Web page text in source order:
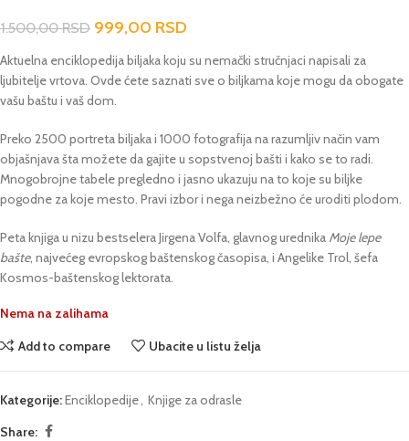
1.500,00RSD 999,00 RSD
Aktuelna enciklopedija biljaka koju su nemački stručnjaci napisali za
ljubitelje vrtova. Ovde ćete saznati sve o biljkama koje mogu da obogate
vašu baštu i vaš dom.
Preko 2500 portreta biljaka i 1000 fotografija na razumljiv način vam
objašnjava šta možete da gajite u sopstvenoj bašti i kako se to radi.
Mnogobrojne tabele pregledno i jasno ukazuju na to koje su biljke
pogodne za koje mesto. Pravi izbor i nega neizbežno će uroditi plodom.
Peta knjiga u nizu bestselera Jirgena Volfa, glavnog urednika Moje lepe
bašte, najvećeg evropskog baštenskog časopisa, i Angelike Trol, šefa
Kosmos-baštenskog lektorata.
Nema na zalihama
Add to compare
Ubacite u listu želja
Kategorije:Enciklopedije, Knjige za odrasle
Share: